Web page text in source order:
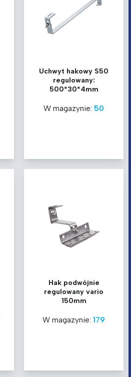
Uchwyt hakowy S50
regulowany:
500*30*4mm
W magazynie: 50
Hak podwójnie
regulowany vario
150mm
W magazynie: 179